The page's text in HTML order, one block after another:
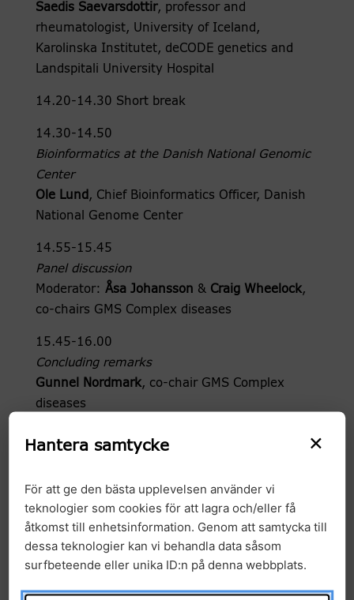
Saedis Saevarsdottir, professor and
rheumatologist, University of Iceland,
Karolinska Institutet, deCODE genetics and
Landspitali University Hospital
14.20-14.30 Short break
14.30-14.50
Bioinformatics at the Danish National Genomic
Center
Ole Lund , Chief Bioinformatics Officer, Danish
National Genome Center
14.55-15.45
Panel discussion
Moderator: Åsa Johansson & Craig Wheelock,
co-chairs GMS Complex diseases
15.45-16.00
Concluding remarks
Gunnel Nordmark, co-chair GMS Complex
diseases
If you are not already a member of the GMS
Complex disease Working group, please
(mikaela.friedman[at]ki.se) to join. You can
more information about GMS Complex
disease
work here.
×
Hantera samtycke
För att ge den bästa upplevelsen använder vi
teknologier som cookies för att lagra och/eller få
åtkomst till enhetsinformation. Genom att samtycka till
dessa teknologier kan vi behandla data såsom
surfbeteende eller unika ID:n på denna webbplats.